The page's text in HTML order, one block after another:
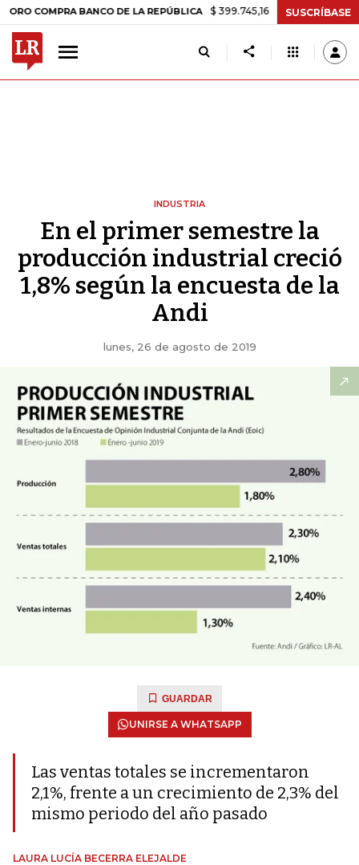
BANCO DE LA REPÚBLICA $ 399.745,16 +$ 2.295,71 +0,58%
SUSCRÍBASE
INDUSTRIA
En el primer semestre la
producción industrial creció
1,8% según la encuesta de la
Andi
lunes, 26 de agosto de 2019
GUARDAR
UNIRSE A WHATSAPP
Las ventas totales se incrementaron
2,1%, frente a un crecimiento de 2,3% del
mismo periodo del año pasado
LAURA LUCÍA BECERRA ELEJALDE